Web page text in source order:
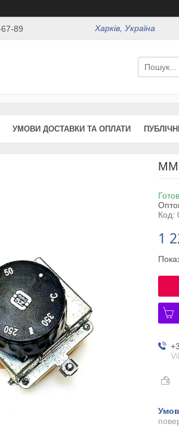
89 Харків, Україна
УМОВИ ДОСТАВКИ ТА ОПЛАТИ
Код:
1